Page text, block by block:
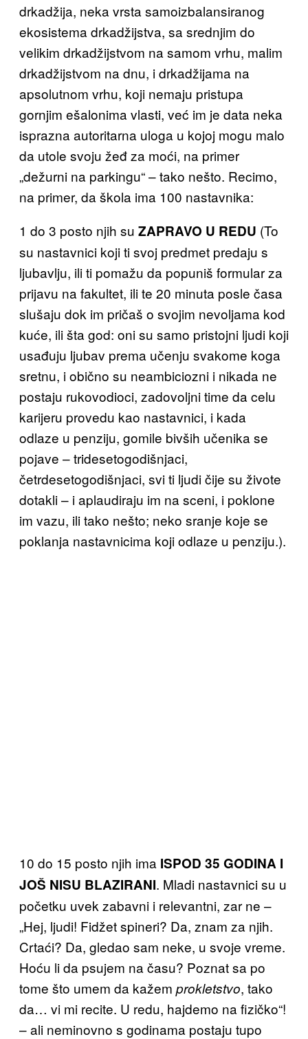
drkadžija, neka vrsta samoizbalansiranog
ekosistema drkadžijstva, sa srednjim do
velikim drkadžijstvom na samom vrhu, malim
drkadžijstvom na dnu, i drkadžijama na
apsolutnom vrhu, koji nemaju pristupa
gornjim ešalonima vlasti, već im je data neka
isprazna autoritarna uloga u kojoj mogu malo
da utole svoju žeđ za moći, na primer
„dežurni na parkingu“ – tako nešto. Recimo,
na primer, da škola ima 100 nastavnika:
1 do 3 posto njih su ZAPRAVO U REDU (To
su nastavnici koji ti svoj predmet predaju s
ljubavlju, ili ti pomažu da popuniš formular za
prijavu na fakultet, ili te 20 minuta posle časa
slušaju dok im pričaš o svojim nevoljama kod
kuće, ili šta god: oni su samo pristojni ljudi koji
usađuju ljubav prema učenju svakome koga
sretnu, i obično su neambiciozni i nikada ne
postaju rukovodioci, zadovoljni time da celu
karijeru provedu kao nastavnici, i kada
odlaze u penziju, gomile bivših učenika se
pojave – tridesetogodišnjaci,
četrdesetogodišnjaci, svi ti ljudi čije su živote
dotakli – i aplaudiraju im na sceni, i poklone
im vazu, ili tako nešto; neko sranje koje se
poklanja nastavnicima koji odlaze u penziju.).
10 do 15 posto njih ima ISPOD 35 GODINA I
JOŠ NISU BLAZIRANI. Mladi nastavnici su u
početku uvek zabavni i relevantni, zar ne –
„Hej, ljudi! Fidžet spineri? Da, znam za njih.
Crtaći? Da, gledao sam neke, u svoje vreme.
Hoću li da psujem na času? Poznat sa po
tome što umem da kažem prokletstvo, tako
da… vi mi recite. U redu, hajdemo na fizičko“!
– ali neminovno s godinama postaju tupo